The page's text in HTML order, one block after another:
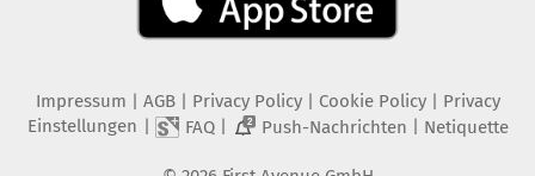
Impressum | AGB | Privacy Policy| Cookie Policy| Privacy
Einstellungen | FAQ| 2 Push-Nachrichten | Netiquette